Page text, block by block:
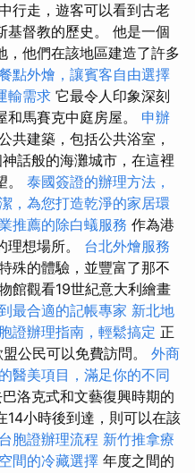
行走，遊客可以看到古老
基督教的歷史。 他是一個
，他們在該地區建造了許多
點外燴，讓賓客自由選擇
輸需求 它最令人印象深刻
馬賽克中庭房屋。 申辦
共建築，包括公共浴室，
話般的海灘城市，在這裡
。 泰國簽證的辦理方法，
，為您打造乾淨的家居環
推薦的除白蟻服務 作為港
理想場所。 台北外燴服務
殊的體驗，並豐富了那不
館觀看19世紀意大利繪畫
最合適的記帳專家 新北地
證辦理指南，輕鬆搞定 正
公民可以免費訪問。 外商
醫美項目，滿足你的不同
洛克式和文藝復興時期的
14小時後到達，則可以在該
胞證辦理流程 新竹推拿療
間的冷藏選擇 年度之間的